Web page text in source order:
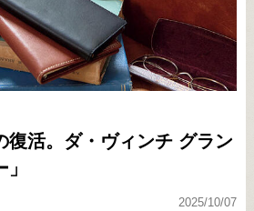
復活。ダ・ヴィンチ グラン
2025/10/07